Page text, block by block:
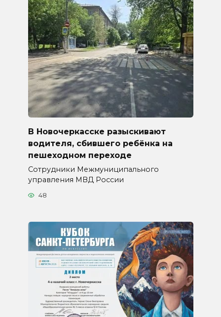
В Новочеркасске разыскивают
водителя, сбившего ребёнка на
пешеходном переходе
Сотрудники Межмуниципального
управления МВД России
48